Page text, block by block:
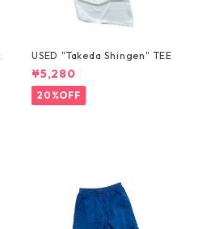
USED "Takeda Shingen" TEE
¥5,280
20%OFF